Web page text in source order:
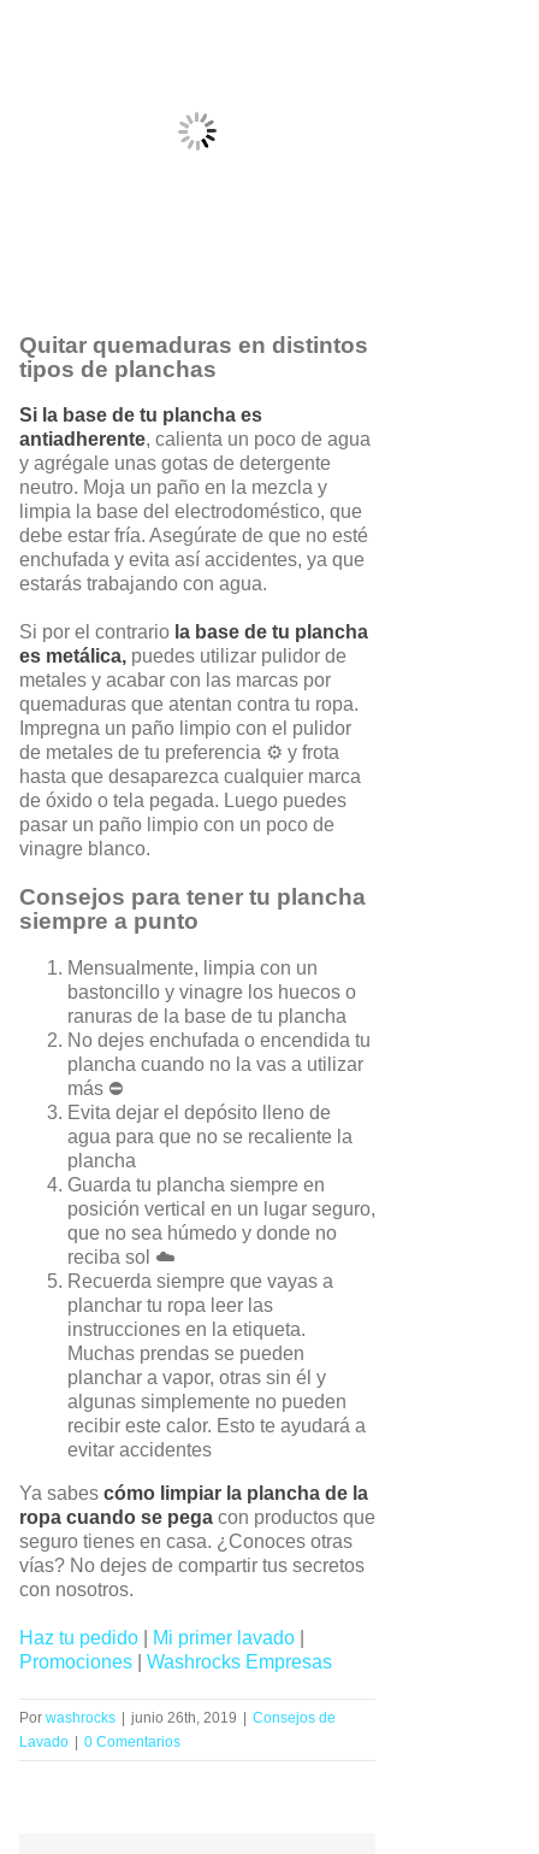
Quitar quemaduras en distintos
tipos de planchas
Si la base de tu plancha es
antiadherente, calienta un poco de agua
y agrégale unas gotas de detergente
neutro. Moja un paño en la mezcla y
limpia la base del electrodoméstico, que
debe estar fría. Asegúrate de que no esté
enchufada y evita así accidentes, ya que
estarás trabajando con agua.
Si por el contrario la base de tu plancha
es metálica, puedes utilizar pulidor de
metales y acabar con las marcas por
quemaduras que atentan contra tu ropa.
Impregna un paño limpio con el pulidor
de metales de tu preferencia ⚙️ y frota
hasta que desaparezca cualquier marca
de óxido o tela pegada. Luego puedes
pasar un paño limpio con un poco de
vinagre blanco.
Consejos para tener tu plancha
siempre a punto
Mensualmente, limpia con un
bastoncillo y vinagre los huecos o
ranuras de la base de tu plancha
No dejes enchufada o encendida tu
plancha cuando no la vas a utilizar
más ⛔
Evita dejar el depósito lleno de
agua para que no se recaliente la
plancha
Guarda tu plancha siempre en
posición vertical en un lugar seguro,
que no sea húmedo y donde no
reciba sol ☁️
Recuerda siempre que vayas a
planchar tu ropa leer las
instrucciones en la etiqueta.
Muchas prendas se pueden
planchar a vapor, otras sin él y
algunas simplemente no pueden
recibir este calor. Esto te ayudará a
evitar accidentes
Ya sabes cómo limpiar la plancha de la
ropa cuando se pega con productos que
seguro tienes en casa. ¿Conoces otras
vías? No dejes de compartir tus secretos
con nosotros.
Haz tu pedido Mi primer lavado
Promociones
Washrocks Empresas
Por washrocks junio 26th, 2019
Consejos de
Lavado
0 Comentarios